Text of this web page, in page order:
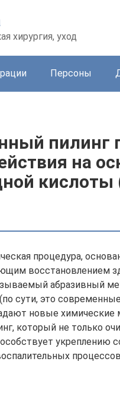
хирургия, уход
Персоны
пилинг
на
процедура,
восстановлением
абразивный
сути, это
новые химические
который не только
укреплению